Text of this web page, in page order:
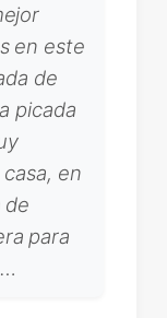
en este
de
picada
en
de
para